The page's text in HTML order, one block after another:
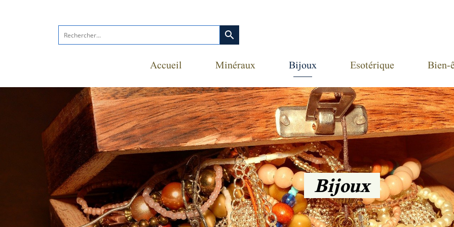
Accueil Minéraux Bijoux Esotérique
search
Bijoux